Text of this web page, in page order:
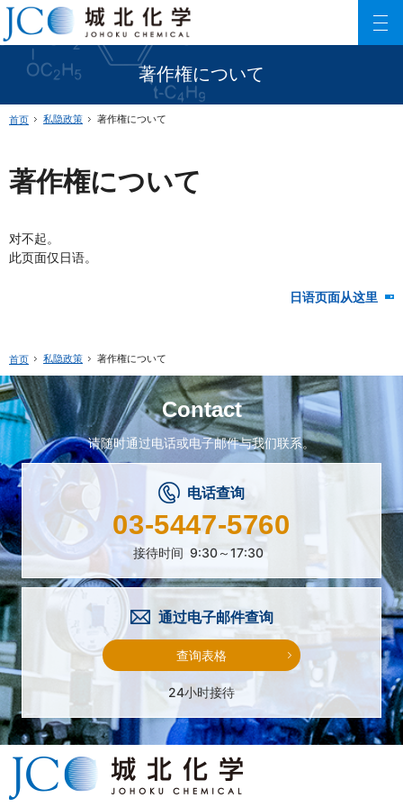
著作権について
城北化学工业株式会社
ファインケミカル製品の専門メーカー 城北化学工業株式会社
首页 私隐政策 著作権について
著作権について
对不起。
此页面仅日语。
日语页面从这里
首页 私隐政策 著作権について
Contact
请随时通过电话或电子邮件与我们联系。
电话查询
03-5447-5760
接待时间 9:30～17:30
通过电子邮件查询
查询表格
24小时接待